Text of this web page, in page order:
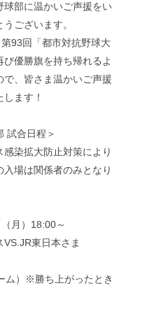
球部に温かいご声援をい
ございます。
93回「都市対抗野球大
優勝旗を持ち帰れるよ
で、皆さま温かいご声援
ます！
試合日程＞
染拡大防止対策により
場は関係者のみとなり
月）18:00～
VS.JR東日本さま
ム）※勝ち上がったとき